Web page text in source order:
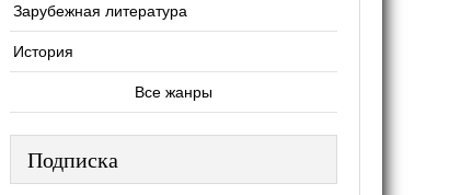
Зарубежная литература
История
Все жанры
Подписка